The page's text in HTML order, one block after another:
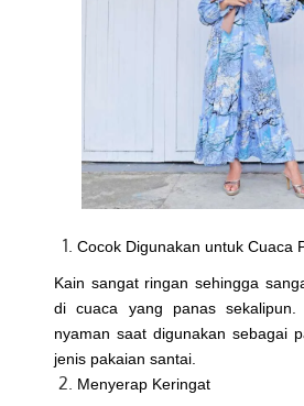
Cocok Digunakan untuk Cuaca
Kain sangat ringan sehingga
di cuaca yang panas
nyaman saat digunakan sebagai
jenis pakaian santai.
Menyerap Keringat